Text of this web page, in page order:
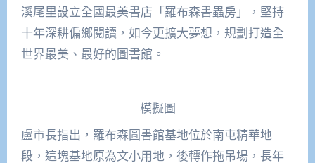
溪尾里設立全國最美書店「羅布森書蟲房」，堅持
十年深耕偏鄉閱讀，如今更擴大夢想，規劃打造全
世界最美、最好的圖書館。
模擬圖
盧市長指出，羅布森圖書館基地位於南屯精華地
段，這塊基地原為文小用地，後轉作拖吊場，長年